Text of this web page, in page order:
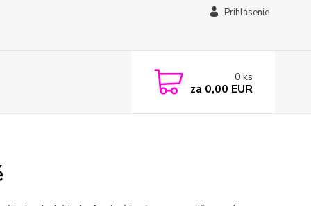
Prihlásenie
0 ks
za 0,00 EUR